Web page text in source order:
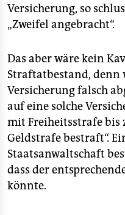
Versicherung, so
„Zweifel angebracht“.
Das aber wäre kein
Straftatbestand, denn
Versicherung falsch
auf eine solche
mit Freiheitsstrafe bis
Geldstrafe bestraft“.
Staatsanwaltschaft
dass der
könnte.